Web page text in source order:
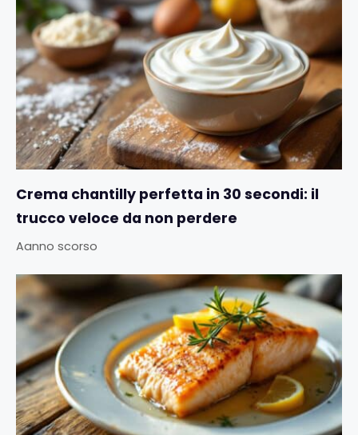
Crema chantilly perfetta in 30 secondi: il
trucco veloce da non perdere
Aanno scorso